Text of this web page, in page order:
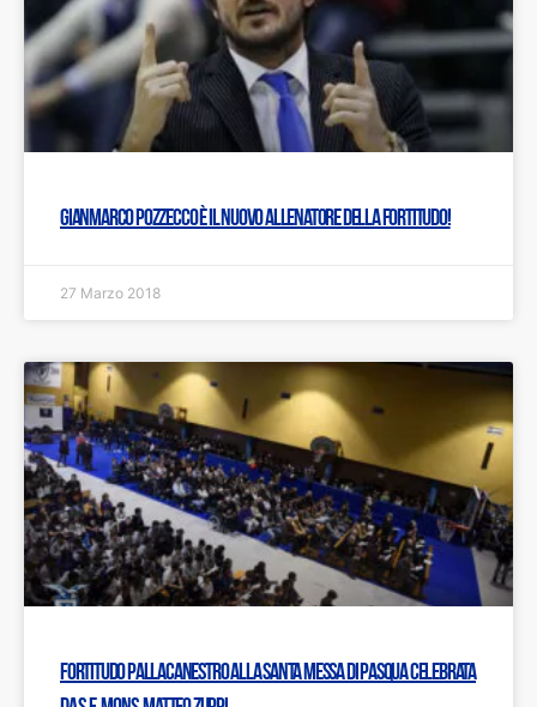
Gianmarco Pozzecco è il nuovo allenatore della Fortitudo!
27 Marzo 2018
Fortitudo Pallacanestro alla Santa Messa di Pasqua celebrata